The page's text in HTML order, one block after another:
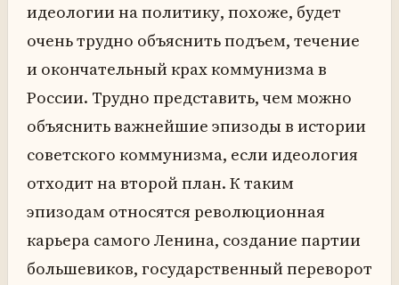
идеологии на политику, похоже, будет
очень трудно объяснить подъем, течение
и окончательный крах коммунизма в
России. Трудно представить, чем можно
объяснить важнейшие эпизоды в истории
советского коммунизма, если идеология
отходит на второй план. К таким
эпизодам относятся революционная
карьера самого Ленина, создание партии
большевиков, государственный переворот